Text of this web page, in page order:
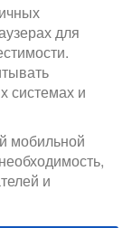
для
системах и
мобильной
и